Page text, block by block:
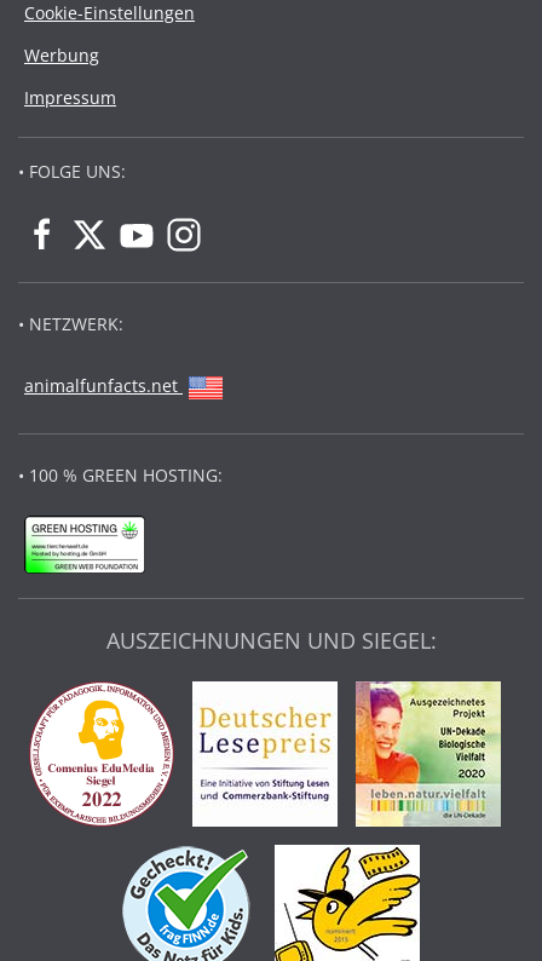
Cookie-Einstellungen
Werbung
Impressum
• FOLGE UNS:
• NETZWERK:
animalfunfacts.net
• 100 % GREEN HOSTING:
AUSZEICHNUNGEN UND SIEGEL: